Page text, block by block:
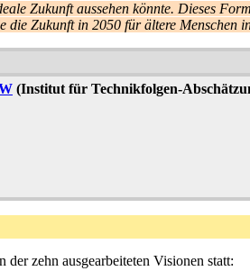
Zukunft aussehen könnte. Dieses
Zukunft in 2050 für ältere Menschen
(Institut für Technikfolgen-
der zehn ausgearbeiteten Visionen statt: